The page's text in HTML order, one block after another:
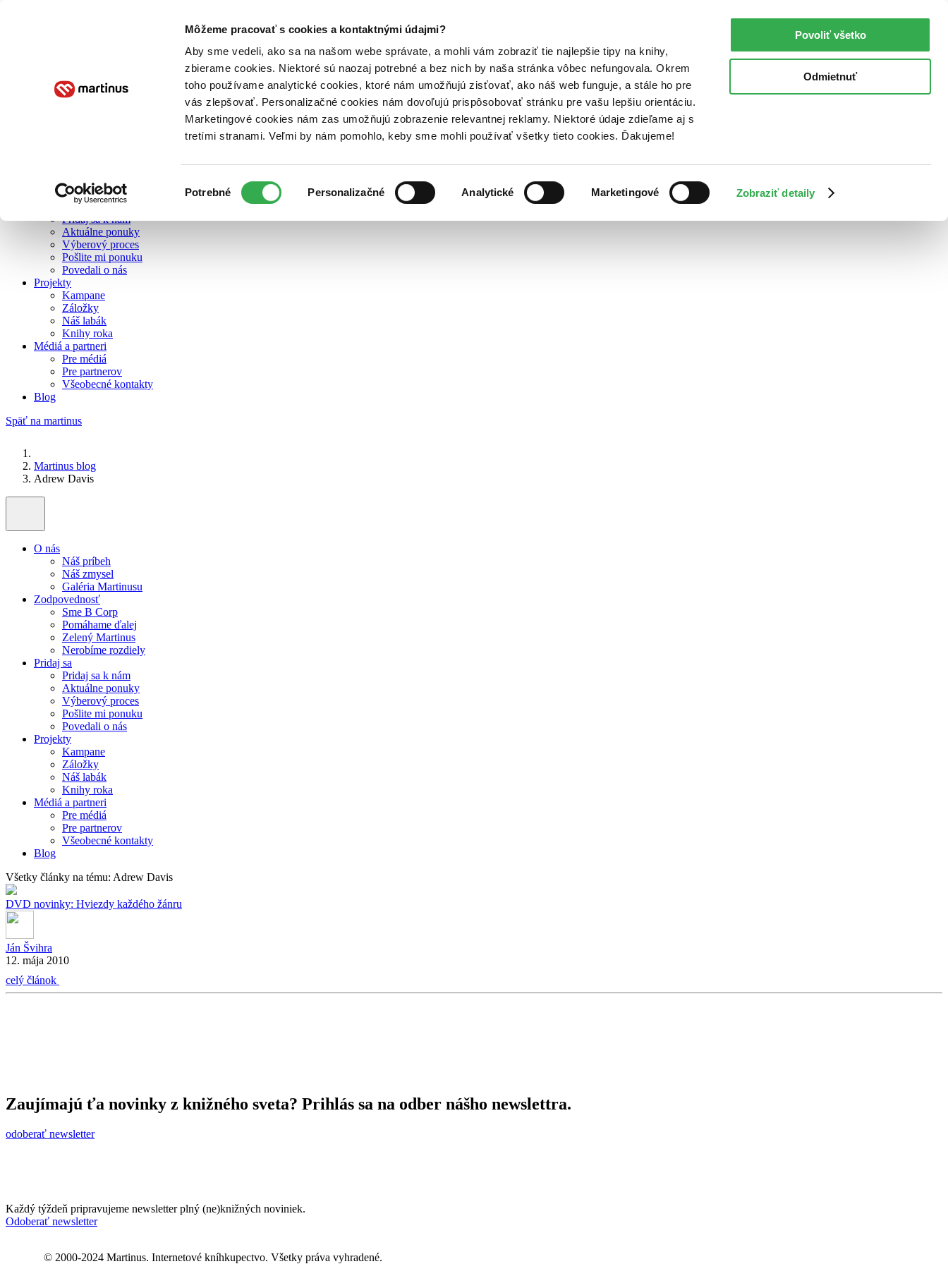
Môžeme pracovať s cookies a kontaktnými údajmi?
Aby sme vedeli, ako sa na našom webe správate, a mohli vám zobraziť tie najlepšie tipy na knihy,
zbierame cookies. Niektoré sú naozaj potrebné a bez nich by naša stránka vôbec nefungovala. Okrem
toho používame analytické cookies, ktoré nám umožňujú zisťovať, ako náš web funguje, a stále ho pre
vás zlepšovať. Personalizačné cookies nám dovoľujú prispôsobovať stránku pre vašu lepšiu orientáciu.
Marketingové cookies nám zas umožňujú zobrazenie relevantnej reklamy. Niektoré údaje zdieľame aj s
tretími stranami. Veľmi by nám pomohlo, keby sme mohli používať všetky tieto cookies. Ďakujeme!
súhlasu
Potrebné Personalizačné Analytické Marketingové Zobraziť detaily
Povoliť všetko
Odmietnuť
O nás
Zelený Martinus
Nerobíme rozdiely
Pridaj sa k nám
Aktuálne ponuky
Výberový proces
Pošlite mi ponuku
Povedali o nás
Projekty
Kampane
Záložky
Náš labák
Knihy roka
Médiá a partneri
Pre médiá
Pre partnerov
Všeobecné kontakty
Blog
Späť na martinus
Martinus blog
Adrew Davis
O nás
Náš príbeh
Náš zmysel
Galéria Martinusu
Zodpovednosť
Sme B Corp
Pomáhame ďalej
Zelený Martinus
Nerobíme rozdiely
Pridaj sa
Pridaj sa k nám
Aktuálne ponuky
Výberový proces
Pošlite mi ponuku
Povedali o nás
Projekty
Kampane
Záložky
Náš labák
Knihy roka
Médiá a partneri
Pre médiá
Pre partnerov
Všeobecné kontakty
Blog
Všetky články na tému: Adrew Davis
DVD novinky: Hviezdy každého žánru
Ján Švihra
12. mája 2010
celý článok
Zaujímajú ťa novinky z knižného sveta? Prihlás sa na odber nášho newslettra.
odoberať newsletter
Každý týždeň pripravujeme newsletter plný (ne)knižných noviniek.
Odoberať newsletter
© 2000-2024 Martinus. Internetové kníhkupectvo. Všetky práva vyhradené.